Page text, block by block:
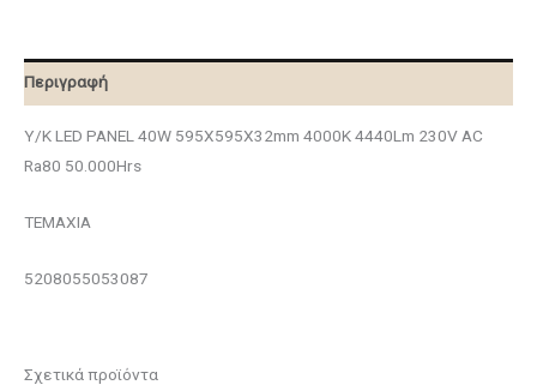
Περιγραφή
Υ/Κ LED PANEL 40W 595X595X32mm 4000K 4440Lm 230V AC
Ra80 50.000Hrs
ΤΕΜΑΧΙΑ
5208055053087
Σχετικά προϊόντα